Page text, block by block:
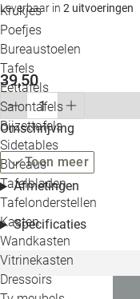
Krukjes
Poefjes
Bureaustoelen
Tafels
Eettafels
Salontafels
Bijzettafels
Sidetables
Bureaus
Tafelbladen
Tafelonderstellen
Kasten
Wandkasten
Vitrinekasten
Dressoirs
Leverbaar in 2 uitvoeringen
39,50
Omschrijving
Toon meer
Afmetingen
Specificaties